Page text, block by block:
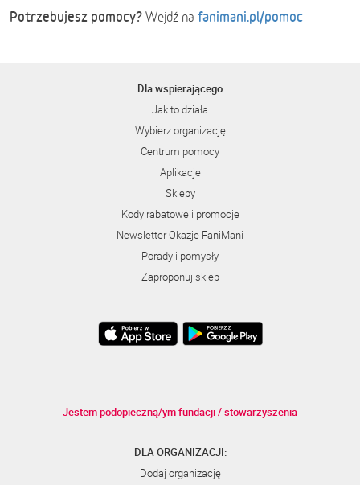
Potrzebujesz pomocy? Wejdź na fanimani.pl/pomoc
Dla wspierającego
Jak to działa
Wybierz organizację
Centrum pomocy
Aplikacje
Sklepy
Kody rabatowe i promocje
Newsletter Okazje FaniMani
Porady i pomysły
Zaproponuj sklep
Jestem podopieczną/ym fundacji / stowarzyszenia
DLA ORGANIZACJI:
Dodaj organizację